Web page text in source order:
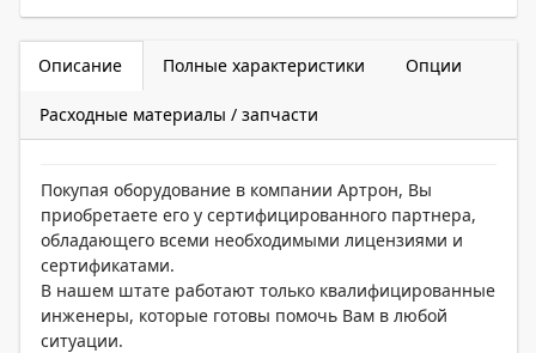
Описание Полные характеристики Опции
Расходные материалы / запчасти
Покупая оборудование в компании Артрон, Вы
приобретаете его у сертифицированного партнера,
обладающего всеми необходимыми лицензиями и
сертификатами.
В нашем штате работают только квалифицированные
инженеры, которые готовы помочь Вам в любой
ситуации.